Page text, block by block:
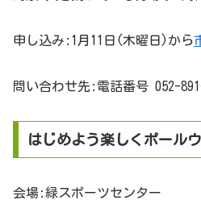
申し込み:1月11日(木曜日)から
問い合わせ先:電話番号 052-
はじめよう楽しくポール
会場:緑スポーツセンター